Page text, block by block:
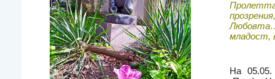
младост,
На 05.05.